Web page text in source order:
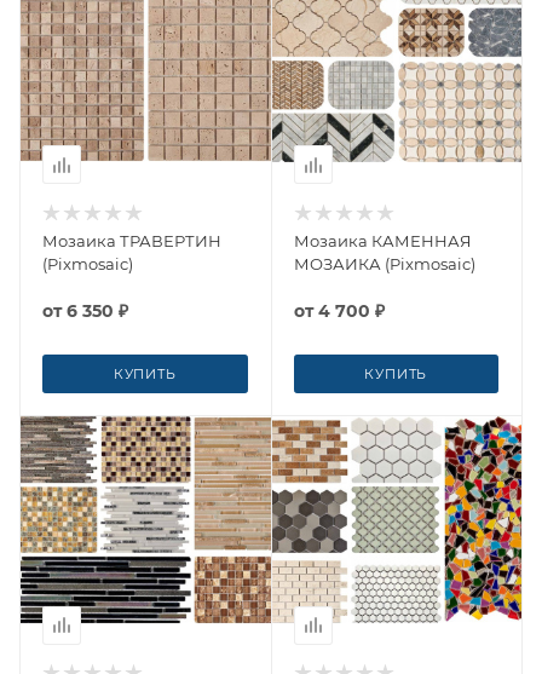
Мозаика ТРАВЕРТИН
(Pixmosaic)
от6 350 ₽
КУПИТЬ
Мозаика КАМЕННАЯ
МОЗАИКА (Pixmosaic)
от4 700 ₽
КУПИТЬ